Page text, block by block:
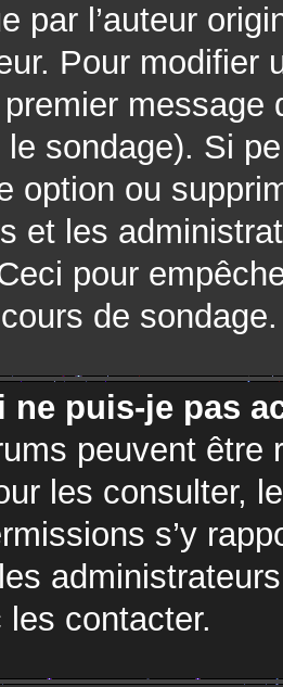
par l’auteur
Pour modifier
message
sondage). Si
option ou
et les
pour
de sondage.
ne puis-je pas
peuvent être
les consulter,
s’y
contacter.